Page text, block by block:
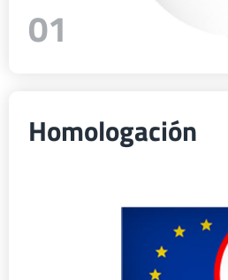
Svenska
한국의
01
Homologación